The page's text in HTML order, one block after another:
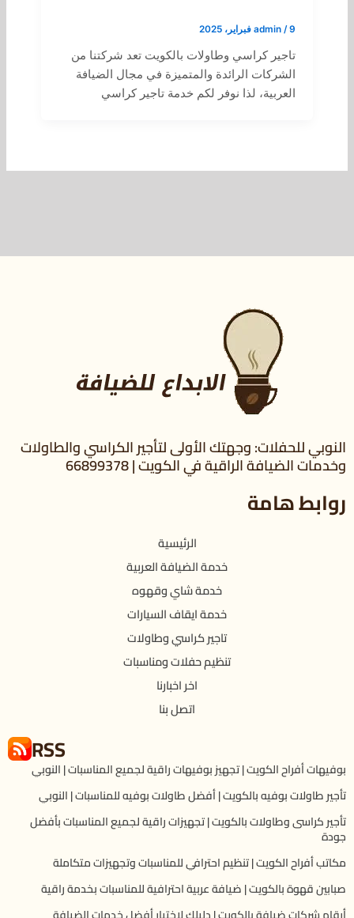
admin /9 فبراير، 2025
تاجير كراسي وطاولات بالكويت تعد شركتنا من
الشركات الرائدة والمتميزة في مجال الضيافة
العربية، لذا نوفر لكم خدمة تاجير كراسي
النوبي للحفلات: وجهتك الأولى لتأجير الكراسي والطاولات
وخدمات الضيافة الراقية في الكويت | 66899378
روابط هامة
الرئيسية
خدمة الضيافة العربية
خدمة شاي وقهوه
خدمة ايقاف السيارات
تاجير كراسي وطاولات
تنظيم حفلات ومناسبات
اخر اخبارنا
اتصل بنا
RSS
بوفيهات أفراح الكويت | تجهيز بوفيهات راقية لجميع المناسبات | النوبي
تأجير طاولات بوفيه بالكويت | أفضل طاولات بوفيه للمناسبات | النوبي
تأجير كراسى وطاولات بالكويت | تجهيزات راقية لجميع المناسبات بأفضل
جودة
مكاتب أفراح الكويت | تنظيم احترافي للمناسبات وتجهيزات متكاملة
صبابين قهوة بالكويت | ضيافة عربية احترافية للمناسبات بخدمة راقية